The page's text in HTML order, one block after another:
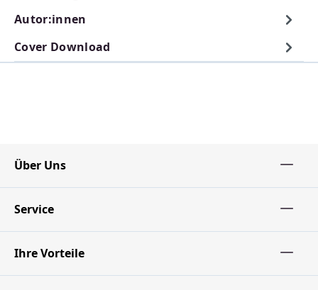
Autor:innen
Cover Download
Über Uns
Service
Ihre Vorteile